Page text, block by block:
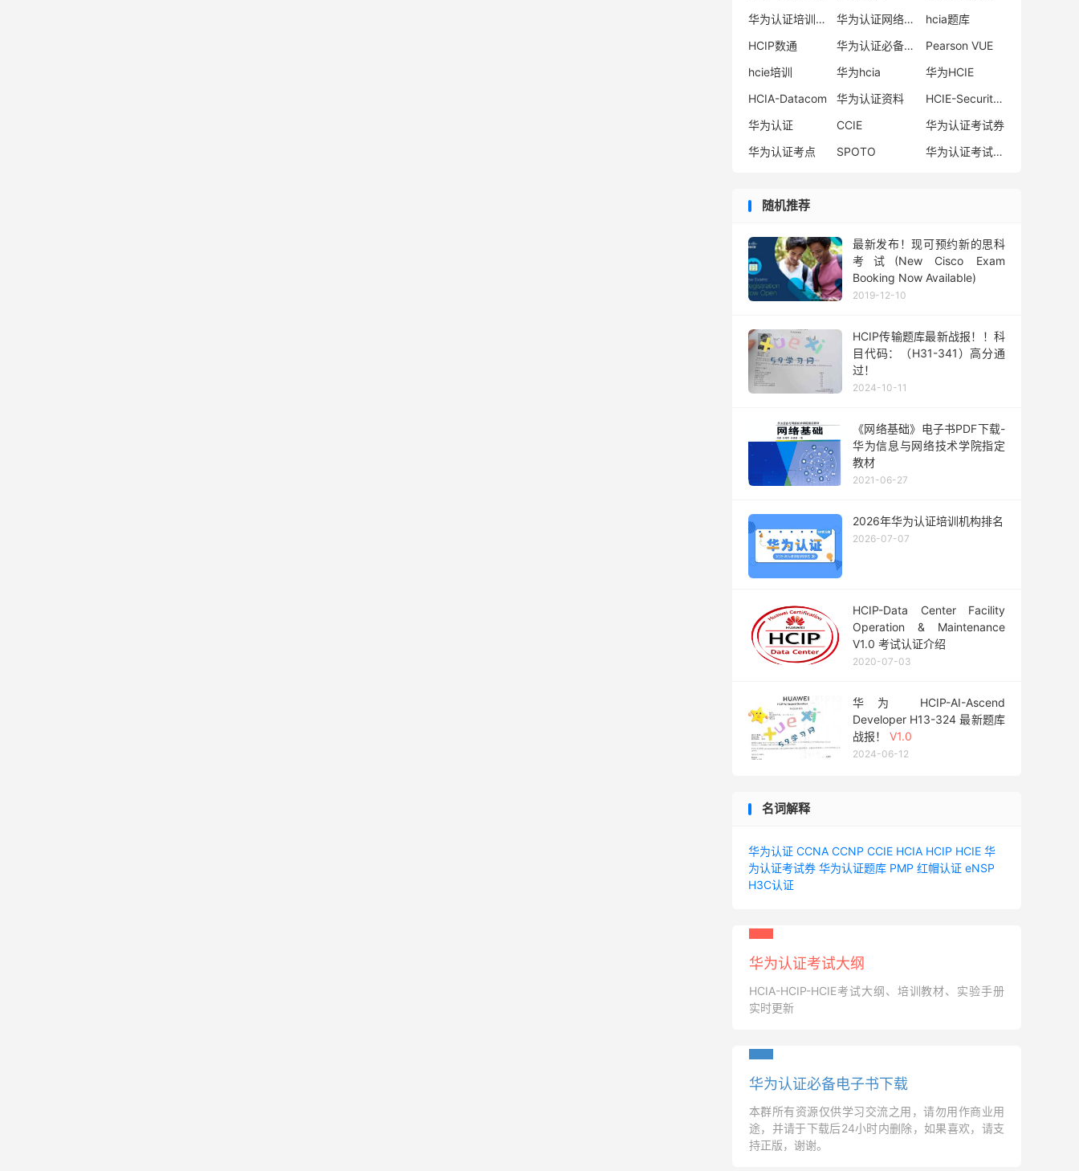
华为认证培训机构
华为认证网络工程师
hcia题库
HCIP数通
华为认证必备电子书系列
Pearson VUE
hcie培训
华为hcia
华为HCIE
HCIA-Datacom
华为认证资料
HCIE-Security备考指南
华为认证
CCIE
华为认证考试券
华为认证考点
SPOTO 华为认证考试费用
随机推荐
最新发布！现可预约新的思科
考试(New Cisco Exam
Booking Now Available)
2019-12-10
HCIP传输题库最新战报！！科
目代码：（H31-341）高分通
过！
2024-10-11
《网络基础》电子书PDF下载-
华为信息与网络技术学院指定
教材
2021-06-27
2026年华为认证培训机构排名
2026-07-07
HCIP-Data Center Facility
Operation & Maintenance
V1.0 考试认证介绍
2020-07-03
华为 HCIP-AI-Ascend
Developer H13-324 最新题库
战报！ V1.0
2024-06-12
名词解释
华为认证 CCNA CCNP CCIE HCIA HCIP HCIE 华
为认证考试券 华为认证题库 PMP 红帽认证 eNSP
H3C认证
华为认证考试大纲
HCIA-HCIP-HCIE考试大纲、培训教材、实验手册
实时更新
华为认证必备电子书下载
本群所有资源仅供学习交流之用，请勿用作商业用
途，并请于下载后24小时内删除，如果喜欢，请支
持正版，谢谢。